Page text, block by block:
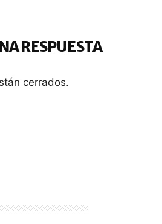
RESPUESTA
cerrados.